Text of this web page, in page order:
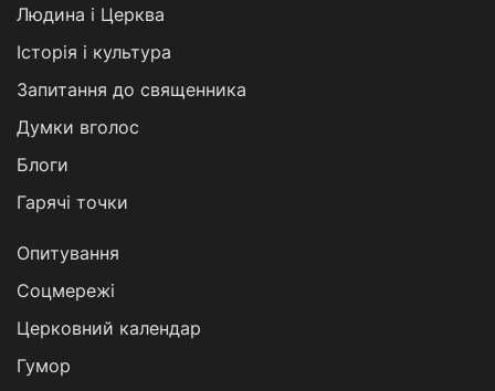
Людина і Церква
Історія і культура
Запитання до священника
Думки вголос
Блоги
Гарячі точки
Опитування
Соцмережі
Церковний календар
Гумор